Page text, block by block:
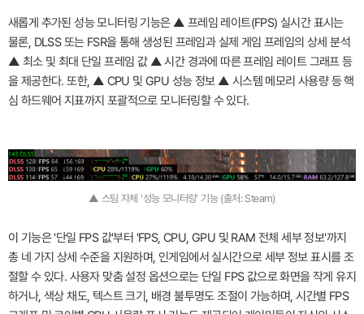
새롭게 추가된 성능 모니터링 기능은 ▲ 프레임 레이트(FPS) 실시간 표시는
물론, DLSS 또는 FSR을 통해 생성된 프레임과 실제 게임 프레임의 상세 분석
▲ 최소 및 최대 단일 프레임 값 ▲ 시간 경과에 따른 프레임 레이트 그래프 등
을 제공한다. 또한, ▲ CPU 및 GPU 성능 정보 ▲ 시스템 메모리 사용량 등 핵
심 하드웨어 지표까지 포괄적으로 모니터링할 수 있다.
▲ 스팀 자체 '성능 모니터링' 기능 (출처: Steam)
이 기능은 '단일 FPS 값'부터 'FPS, CPU, GPU 및 RAM 전체 세부 정보'까지
총 네 가지 상세 수준을 지원하며, 인게임에서 실시간으로 세부 정보 표시를 조
절할 수 있다. 사용자 맞춤 설정 옵션으로는 단일 FPS 값으로 화면을 작게 유지
하거나, 색상 채도, 텍스트 크기, 배경 불투명도 조절이 가능하며, 시간별 FPS